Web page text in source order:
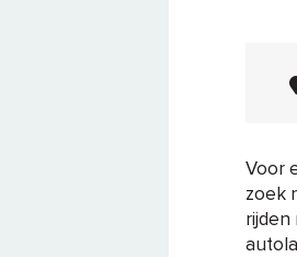
Voor
zoek